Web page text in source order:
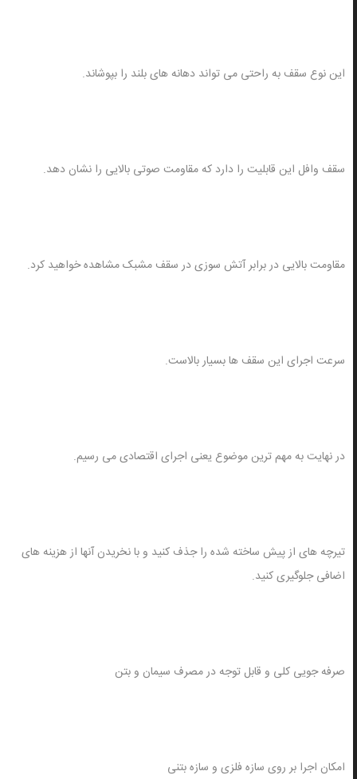
این نوع سقف به راحتی می تواند دهانه های بلند را بپوشاند.
سقف وافل این قابلیت را دارد که مقاومت صوتی بالایی را نشان دهد.
مقاومت بالایی در برابر آتش سوزی در سقف مشبک مشاهده خواهید کرد.
سرعت اجرای این سقف ها بسیار بالاست.
در نهایت به مهم ترین موضوع یعنی اجرای اقتصادی می رسیم.
تیرچه های از پیش ساخته شده را جذف کنید و با نخریدن آنها از هزینه های
اضافی جلوگیری کنید.
صرفه جویی کلی و قابل توجه در مصرف سیمان و بتن
امکان اجرا بر روی سازه فلزی و سازه بتنی